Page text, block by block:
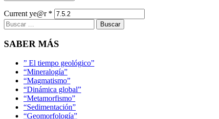
Current ye@r *
Buscar:
SABER MÁS
” El tiempo geológico”
“Mineralogía”
“Magmatismo”
“Dinámica global”
“Metamorfismo”
“Sedimentación”
“Geomorfología”